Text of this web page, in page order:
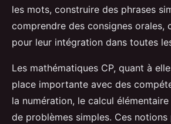
les mots, construire des phrases
comprendre des consignes orales,
pour leur intégration dans toutes
Les mathématiques CP, quant à
place importante avec des
la numération, le calcul
de problèmes simples. Ces